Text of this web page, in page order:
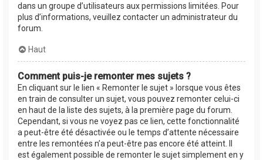
dans un groupe d’utilisateurs aux permissions limitées. Pour
plus d’informations, veuillez contacter un administrateur du
forum.
Haut
Comment puis-je remonter mes sujets ?
En cliquant sur le lien « Remonter le sujet » lorsque vous êtes
en train de consulter un sujet, vous pouvez remonter celui-ci
en haut de la liste des sujets, à la première page du forum.
Cependant, si vous ne voyez pas ce lien, cette fonctionnalité
a peut-être été désactivée ou le temps d’attente nécessaire
entre les remontées n’a peut-être pas encore été atteint. Il
est également possible de remonter le sujet simplement en y